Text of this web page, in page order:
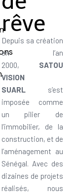
rêve
Depuis sa création
en l’an
2000, SATOU
VISION
SUARLs’est
imposée comme
un pilier de
l’immobilier, de la
construction, et de
l’aménagement au
Sénégal. Avec des
dizaines de projets
réalisés, nous